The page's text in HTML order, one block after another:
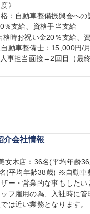
》
：自動車整備振興会へ
自動車整備士：15,000円
事担当面接→2回目（最
介会社情報
女木店：36名(平均年齢
(平均年齢38歳) ※自動車
ー・営業的な事もしたい
フ雇用の為、入社時に
は近い業務となります。